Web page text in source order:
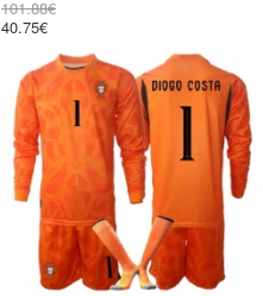
101.88€
40.75€